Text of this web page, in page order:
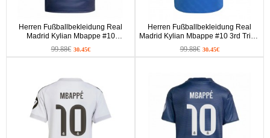
Herren Fußballbekleidung Real
Madrid Kylian Mbappe #10
Auswärtstrikot 2025-26 Kurzarm
99.88€ 30.45€
Herren Fußballbekleidung Real
Madrid Kylian Mbappe #10 3rd Trikot
2025-26 Kurzarm
99.88€ 30.45€